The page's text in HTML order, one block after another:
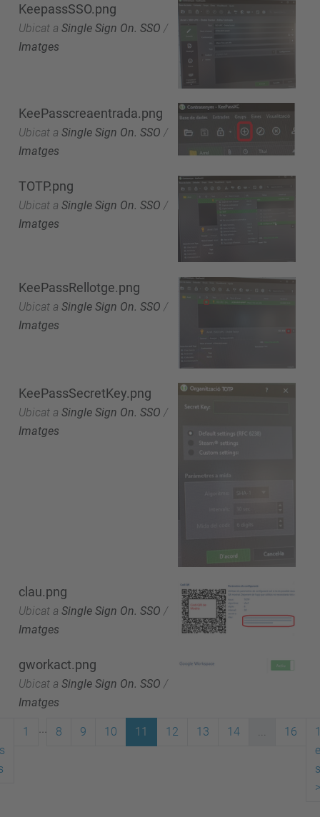
KeepassSSO.png
Ubicat a Single Sign On. SSO /
Imatges
KeePasscreaentrada.png
Ubicat a Single Sign On. SSO /
Imatges
TOTP.png
Ubicat a Single Sign On. SSO /
Imatges
KeePassRellotge.png
Ubicat a Single Sign On. SSO /
Imatges
KeePassSecretKey.png
Ubicat a Single Sign On. SSO /
Imatges
clau.png
Ubicat a Single Sign On. SSO /
Imatges
gworkact.png
Ubicat a Single Sign On. SSO /
Imatges
1 8 9 10 11 12 13 14 16
>